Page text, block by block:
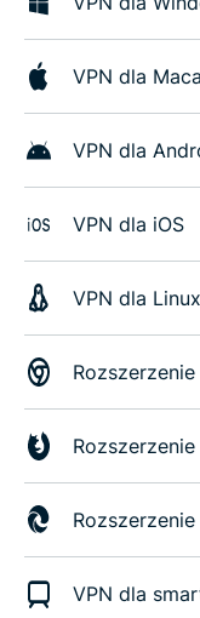
VPN dla Maca
VPN dla
VPN dla iOS
VPN dla
VPN dla